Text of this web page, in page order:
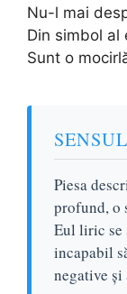
Nu-l mai
Din simbol al
Sunt o
Piesa
profund, o
Eul liric se
incapabil
negative